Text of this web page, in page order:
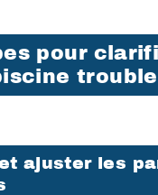
pour
trouble
ajuster les